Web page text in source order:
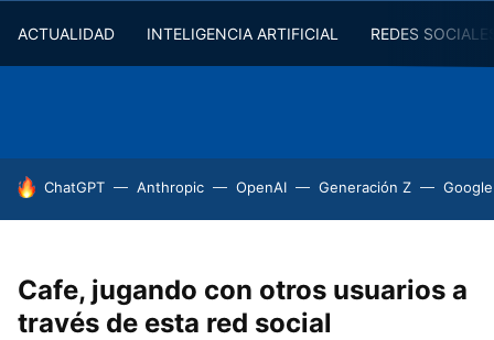
ACTUALIDAD INTELIGENCIA ARTIFICIAL REDES
HOY SE HABLA DE
ChatGPT Anthropic OpenAI Generación Z
Cafe, jugando con otros usuarios a
través de esta red social